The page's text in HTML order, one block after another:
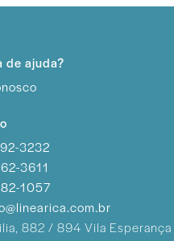
de ajuda?
3232
3611
1057
882 / 894Vila Esperança